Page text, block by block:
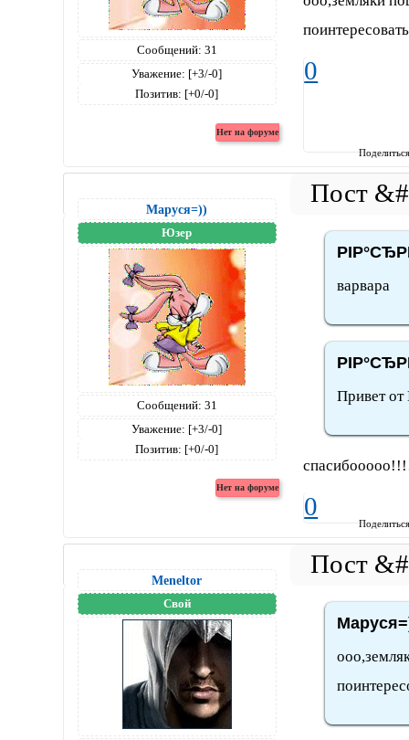
Сообщений: 31
Уважение: [+3/-0]
Позитив: [+0/-0]
0
Маруся=))
Юзер
Сообщений: 31
Уважение: [+3/-0]
Позитив: [+0/-0]
варвара
Привет
0
Meneltоr
Свой